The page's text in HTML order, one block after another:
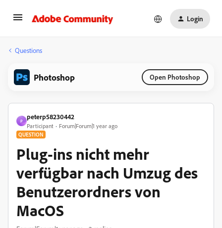
Login
Questions
Photoshop Open Photoshop
P
peterp58230442
Participant Forum|Forum|1 year ago
QUESTION
Plug-ins nicht mehr
verfügbar nach Umzug des
Benutzerordners von
MacOS